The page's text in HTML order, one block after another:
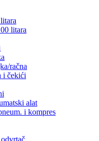
litara
račna
i čekići
alat
i kompres